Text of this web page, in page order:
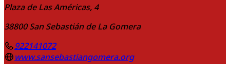
Plaza de Las Américas, 4
38800 San Sebastián de La Gomera
922141072
www.sansebastiangomera.org